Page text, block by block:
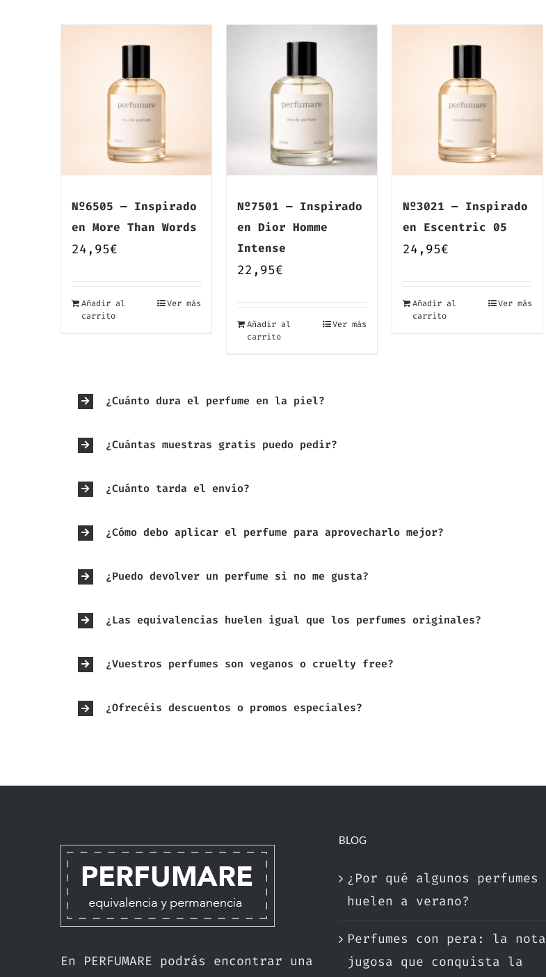
Nº6505 — Inspirado
en More Than Words
24,95€
Añadir al
carrito
Ver más
Nº7501 — Inspirado
en Dior Homme
Intense
22,95€
Añadir al
carrito
Ver más
Nº3021 — Inspirado
en Escentric 05
24,95€
Añadir al
carrito
Ver más
¿Cuánto dura el perfume en la piel?
¿Cuántas muestras gratis puedo pedir?
¿Cuánto tarda el envío?
¿Cómo debo aplicar el perfume para aprovecharlo mejor?
¿Puedo devolver un perfume si no me gusta?
¿Las equivalencias huelen igual que los perfumes originales?
¿Vuestros perfumes son veganos o cruelty free?
¿Ofrecéis descuentos o promos especiales?
En PERFUMARE podrás encontrar una
BLOG
¿Por qué algunos perfumes
huelen a verano?
Perfumes con pera: la nota
jugosa que conquista la